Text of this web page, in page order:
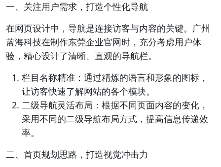
一、关注用户需求，打造个性化导航
在网页设计中，导航是连接访客与内容的关键。广州
蓝海科技在制作东莞企业官网时，充分考虑用户体
验，精心设计了清晰、直观的导航栏。
栏目名称精准：通过精炼的语言和形象的图标，
让访客快速了解网站的各个模块。
二级导航灵活布局：根据不同页面内容的变化，
采用不同的二级导航布局方式，提高信息传递效
率。
二、首页规划思路，打造视觉冲击力